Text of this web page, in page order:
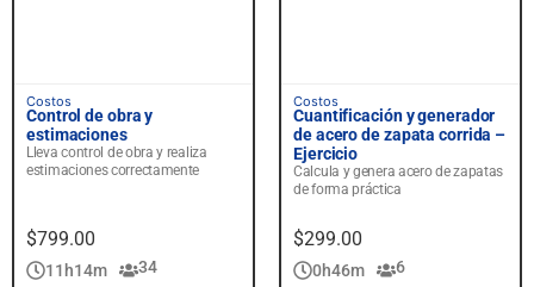
Costos
Control de obra y
estimaciones
Lleva control de obra y realiza
estimaciones correctamente
$799.00
11h14m
34
Costos
Cuantificación y generador
de acero de zapata corrida –
Ejercicio
Calcula y genera acero de zapatas
de forma práctica
$299.00
0h46m
6